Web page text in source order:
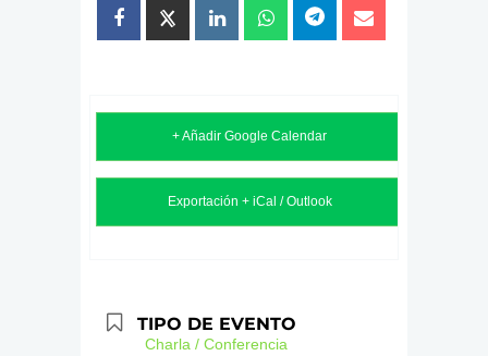
+ Añadir Google Calendar
Exportación + iCal / Outlook
TIPO DE EVENTO
Charla / Conferencia